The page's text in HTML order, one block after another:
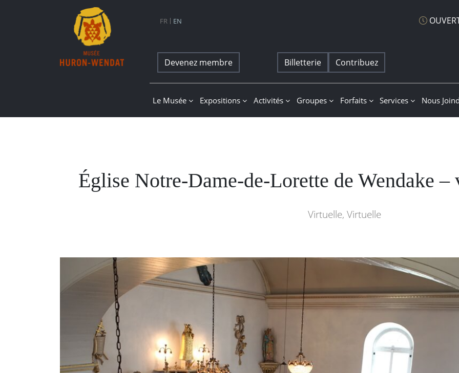
Navigation principale
Musée Huron-Wendat
FR EN
Devenez membre Billetterie Contribuez
Le Musée Expositions Activités Groupes Forfaits Services Nous
Église Notre-Dame-de-Lorette de Wendake –
Virtuelle, Virtuelle